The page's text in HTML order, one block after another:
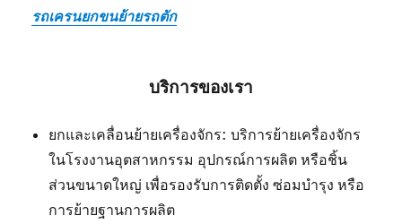
รถเครนยกขนย้ายรถตัก
บริการของเรา
ยกและเคลื่อนย้ายเครื่องจักร: บริการย้ายเครื่องจักร
ในโรงงานอุตสาหกรรม อุปกรณ์การผลิต หรือชิ้น
ส่วนขนาดใหญ่ เพื่อรองรับการติดตั้ง ซ่อมบำรุง หรือ
การย้ายฐานการผลิต